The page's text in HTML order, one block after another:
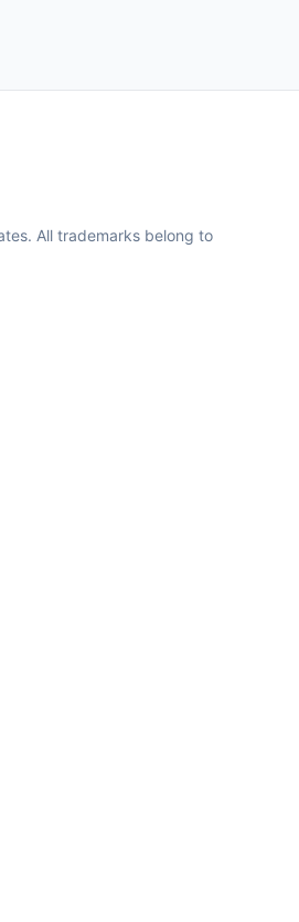
All trademarks belong to